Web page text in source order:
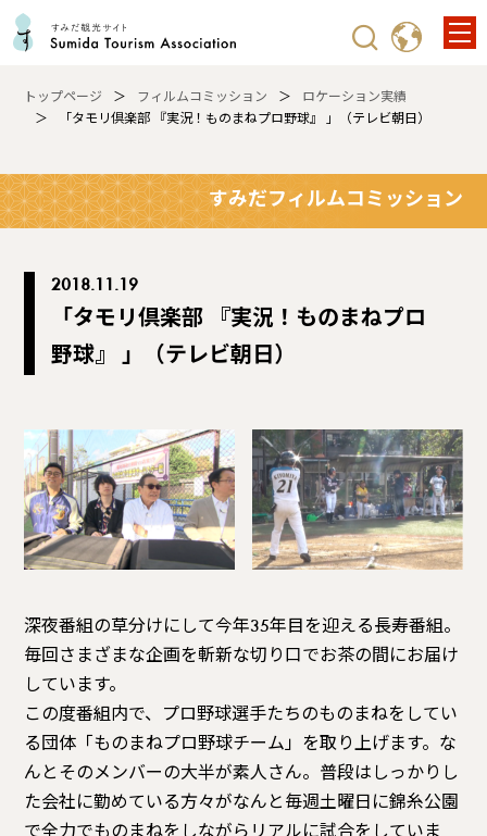
トップページ フィルムコミッション
ロケーション実績
「タモリ倶楽部 『実況！ものまねプロ野球』 」（テレビ朝日）
すみだフィルムコミッション
2018.11.19
「タモリ倶楽部 『実況！ものまねプロ
野球』 」（テレビ朝日）
深夜番組の草分けにして今年35年目を迎える長寿番組。
毎回さまざまな企画を斬新な切り口でお茶の間にお届け
しています。
この度番組内で、プロ野球選手たちのものまねをしてい
る団体「ものまねプロ野球チーム」を取り上げます。な
んとそのメンバーの大半が素人さん。普段はしっかりし
た会社に勤めている方々がなんと毎週土曜日に錦糸公園